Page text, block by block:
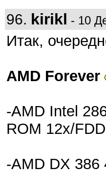
96. kirikl - 10
Итак,
AMD Forever
-AMD Intel
ROM 12x/
-AMD DX 386